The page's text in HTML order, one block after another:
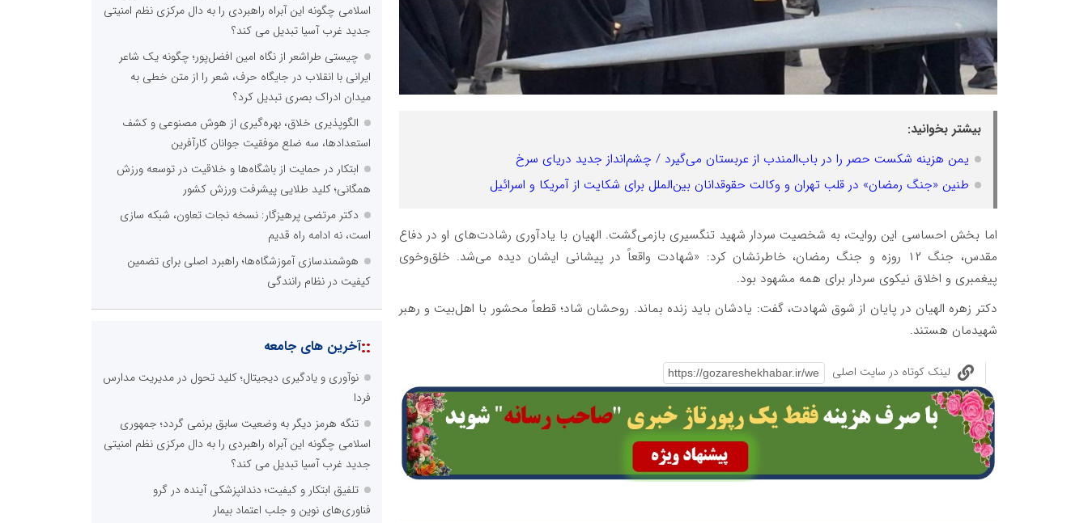
بیشتر بخوانید:
یمن هزینه شکست حصر را در باب‌المندب از عربستان می‌گیرد / چشم‌انداز جدید دریای سرخ
طنین «جنگ رمضان» در قلب تهران و وکالت حقوقدانان بین‌الملل برای شکایت از آمریکا و اسرائیل
اما بخش احساسی این روایت، به شخصیت سردار شهید تنگسیری بازمی‌گشت. الهیان با یادآوری رشادت‌های او در دفاع
مقدس، جنگ ۱۲ روزه و جنگ رمضان، خاطرنشان کرد: «شهادت واقعاً در پیشانی ایشان دیده می‌شد. خلق‌وخوی
پیغمبری و اخلاق نیکوی سردار برای همه مشهود بود.
دکتر زهره الهیان در پایان از شوق شهادت، گفت: یادشان باید زنده بماند. روحشان شاد؛ قطعاً محشور با اهل‌بیت و رهبر
شهیدمان هستند.
لینک کوتاه در سایت اصلی
اسلامی چگونه این آبراه راهبردی را به دال مرکزی نظم امنیتی
جدید غرب آسیا تبدیل می کند؟
چیستی طراشعر از نگاه امین افضل‌پور؛ چگونه یک شاعر
ایرانی با انقلاب در جایگاه حرف، شعر را از متن خطی به
میدان ادراک بصری تبدیل کرد؟
الگوپذیری خلاق، بهره‌گیری از هوش مصنوعی و کشف
استعدادها، سه ضلع موفقیت جوانان کارآفرین
ابتکار در حمایت از باشگاه‌ها و خلاقیت در توسعه ورزش
همگانی؛ کلید طلایی پیشرفت ورزش کشور
دکتر مرتضی پرهیزگار: نسخه نجات تعاون، شبکه سازی
است، نه ادامه راه قدیم
هوشمندسازی آموزشگاه‌ها؛ راهبرد اصلی برای تضمین
کیفیت در نظام رانندگی
::آخرین های جامعه
نوآوری و یادگیری دیجیتال؛ کلید تحول در مدیریت مدارس
فردا
تنگه هرمز دیگر به وضعیت سابق برنمی گردد؛ جمهوری
اسلامی چگونه این آبراه راهبردی را به دال مرکزی نظم امنیتی
جدید غرب آسیا تبدیل می کند؟
تلفیق ابتکار و کیفیت؛ دندانپزشکی آینده در گرو
فناوری‌های نوین و جلب اعتماد بیمار